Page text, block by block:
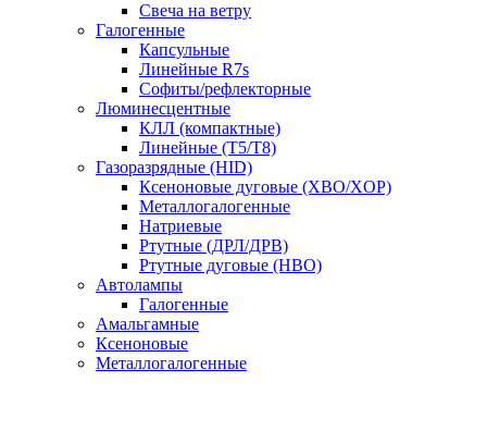
Свеча на ветру
Галогенные
Капсульные
Линейные R7s
Софиты/рефлекторные
Люминесцентные
КЛЛ (компактные)
Линейные (T5/T8)
Газоразрядные (HID)
Ксеноновые дуговые (XBO/XOP)
Металлогалогенные
Натриевые
Ртутные (ДРЛ/ДРВ)
Ртутные дуговые (HBO)
Автолампы
Галогенные
Амальгамные
Ксеноновые
Металлогалогенные